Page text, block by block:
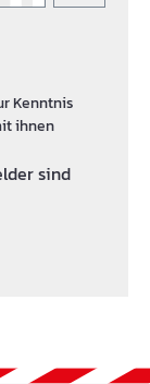
Kenntnis
ihnen
sind